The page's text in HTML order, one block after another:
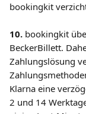
bookingkit
10. bookingkit
BeckerBillett.
Zahlungslösung
Klarna eine
2 und 14